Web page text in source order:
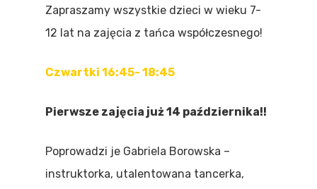
Zapraszamy wszystkie dzieci w wieku 7-
12 lat na zajęcia z tańca współczesnego!
Czwartki 16:45- 18:45
Pierwsze zajęcia już 14 października!!
Poprowadzi je Gabriela Borowska –
instruktorka, utalentowana tancerka,